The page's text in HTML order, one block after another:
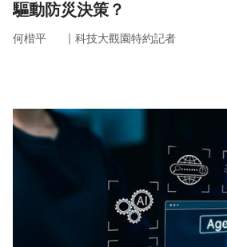
驅動防災決策？
何楷平 ｜ 科技大觀園特約記者